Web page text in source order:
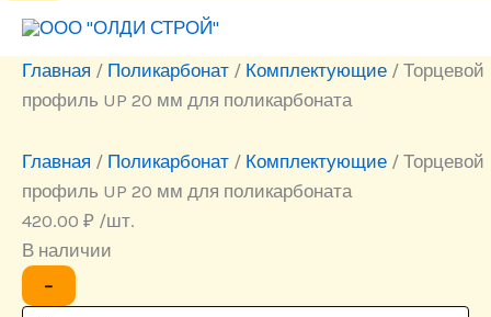
Главная / Поликарбонат / Комплектующие / Торцевой
профиль UP 20 мм для поликарбоната
Главная / Поликарбонат / Комплектующие / Торцевой
профиль UP 20 мм для поликарбоната
420.00 ₽ /шт.
В наличии
−
Количество
товара